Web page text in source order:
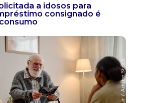
a idosos para
consignado é